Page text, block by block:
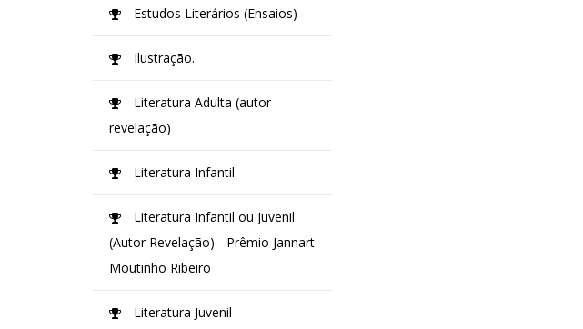
Estudos Literários (Ensaios)
Ilustração.
Literatura Adulta (autor
revelação)
Literatura Infantil
Literatura Infantil ou Juvenil
(Autor Revelação) - Prêmio Jannart
Moutinho Ribeiro
Literatura Juvenil